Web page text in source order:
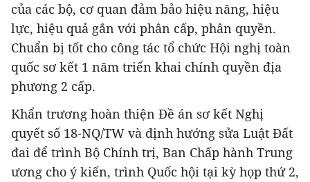
của các bộ, cơ quan đảm bảo hiệu năng, hiệu
lực, hiệu quả gắn với phân cấp, phân quyền.
Chuẩn bị tốt cho công tác tổ chức Hội nghị toàn
quốc sơ kết 1 năm triển khai chính quyền địa
phương 2 cấp.
Khẩn trương hoàn thiện Đề án sơ kết Nghị
quyết số 18-NQ/TW và định hướng sửa Luật Đất
đai để trình Bộ Chính trị, Ban Chấp hành Trung
ương cho ý kiến, trình Quốc hội tại kỳ họp thứ 2,